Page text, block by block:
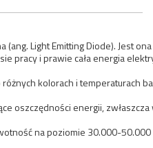
(ang. Light Emitting Diode). Jest
pracy i prawie cała energia
różnych kolorach i temperaturach
oszczędności energii,
na poziomie 30.000-